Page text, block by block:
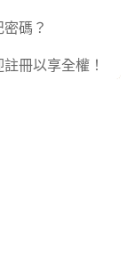
密碼？
註冊以享全權！